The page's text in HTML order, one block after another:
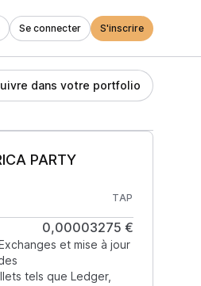
Se connecter S'inscrire
dans votre portfolio
PARTY
TAP
0,00003275 €
et mise à jour
tels que Ledger,